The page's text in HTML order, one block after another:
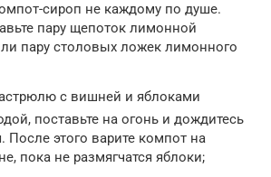
сироп не каждому по душе.
пару щепоток лимонной
пару столовых ложек лимонного
с вишней и яблоками
поставьте на огонь и дождитесь
После этого варите компот на
пока не размягчатся яблоки;